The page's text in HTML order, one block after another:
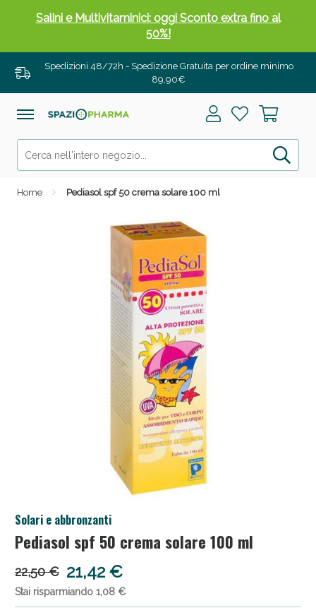
Spedizioni 48/72h - Spedizione Gratuita per ordine minimo
89,90€
Home Pediasol spf 50 crema solare 100 ml
Solari e abbronzanti
Pediasol spf 50 crema solare 100 ml
22,50 € 21,42 €
Stai risparmiando 1,08 €
Salini e Multivitaminici: oggi Sconto extra fino al
50%!
Anticellulite e Fanghi: Sconto fino al 40% valido
oggi!
Anticellulite e Fanghi: Sconto fino al 40% valido